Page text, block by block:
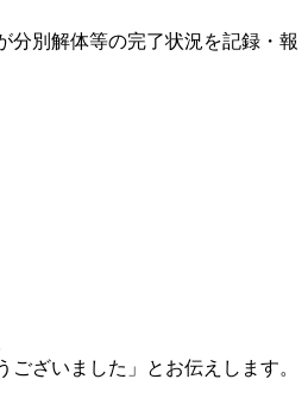
分別解体等の完了状況を記録・報
ざいました」とお伝えします。